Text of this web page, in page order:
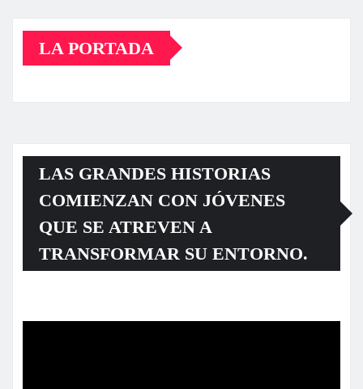
LA PORTADA
LAS GRANDES HISTORIAS
COMIENZAN CON JÓVENES
QUE SE ATREVEN A
TRANSFORMAR SU ENTORNO.